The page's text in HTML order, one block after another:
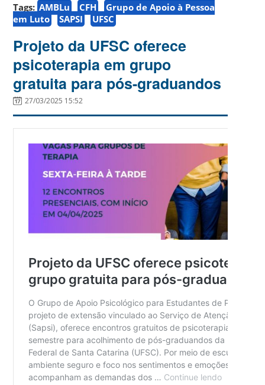
Tags: AMBLu CFH
Grupo de Apoio à Pessoa
em Luto
SAPSI UFSC
Projeto da UFSC oferece
psicoterapia em grupo
gratuita para pós-graduandos
27/03/2025 15:52